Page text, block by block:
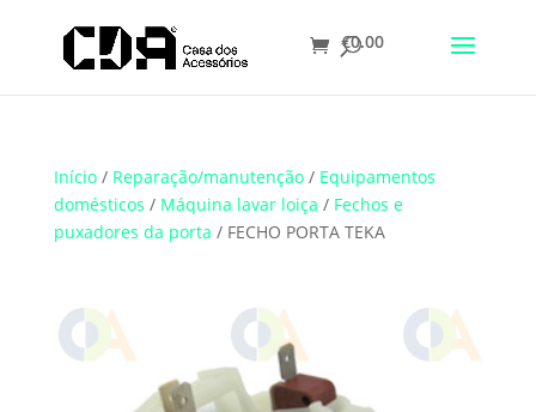
Translate
€0.00
Início/ Reparação/manutenção/ Equipamentos
domésticos / Máquina lavar loiça / Fechos e
puxadores da porta / FECHO PORTA TEKA